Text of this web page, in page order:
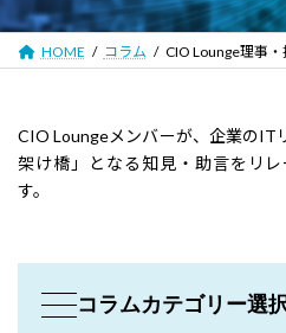
プ
動
HOME コラム CIO Lounge理事・
CIO Loungeメンバーが、企業のIT
架け橋」となる知見・助言をリ
す。
コラムカテゴリー選